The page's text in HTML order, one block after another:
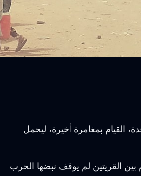
القيام بمغامرة أخيرة، ليحمل
القريتين لم يوقف نبضها الحرب